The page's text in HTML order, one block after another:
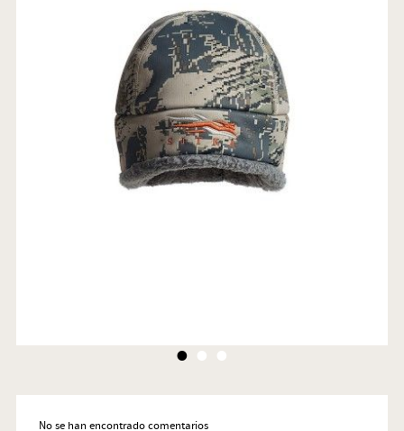
•••
No se han encontrado comentarios